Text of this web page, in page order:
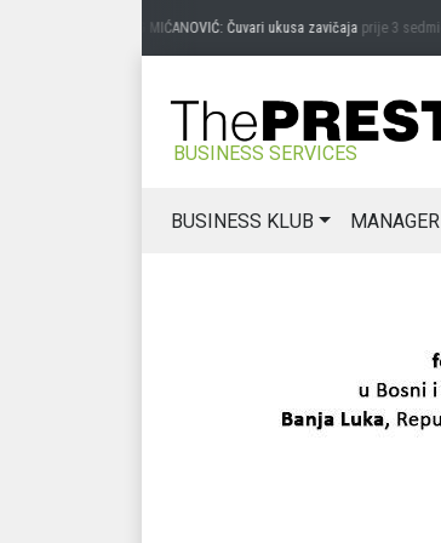
PREDRAG MIĆANOVIĆ: Čuvari ukusa zavičajaprije 3 sedmice
BUSINESS SERVICES
BUSINESS KLUB MANAGER